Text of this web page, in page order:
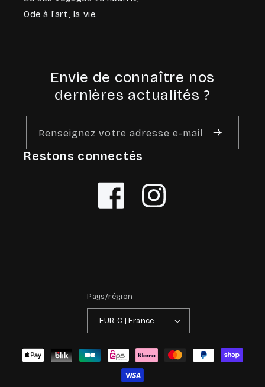
Ode à l’art, la vie.
Envie de connaître nos
dernières actualités ?
Renseignez votre adresse e-mail
Restons connectés
Facebook Instagram
Pays/région
EUR € | France
Moyens